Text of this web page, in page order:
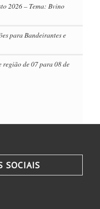
2026 – Tema: Bvino
para Bandeirantes e
de 07 para 08 de
SOCIAIS